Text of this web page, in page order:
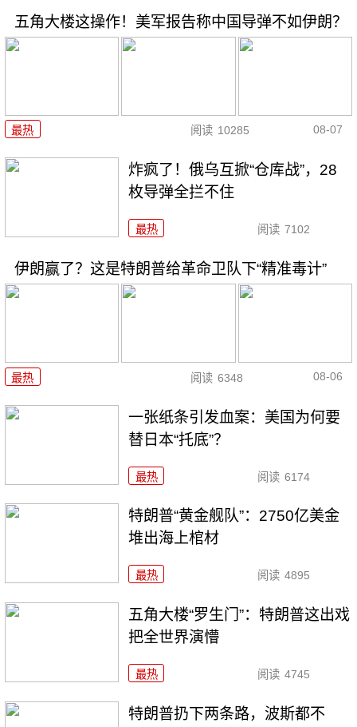
五角大楼这操作！美军报告称中国导弹不如伊朗？
最热 阅读 10285 08-07
炸疯了！俄乌互掀“仓库战”，28
枚导弹全拦不住
最热 阅读 7102
伊朗赢了？这是特朗普给革命卫队下“精准毒计”
最热 阅读 6348 08-06
一张纸条引发血案：美国为何要
替日本“托底”？
最热 阅读 6174
特朗普“黄金舰队”：2750亿美金
堆出海上棺材
最热 阅读 4895
五角大楼“罗生门”：特朗普这出戏
把全世界演懵
最热 阅读 4745
特朗普扔下两条路，波斯都不